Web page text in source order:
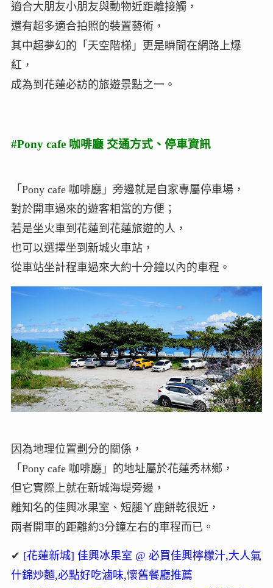
適合大朋友小朋友與動物近距離接觸，
還有超多適合拍照的裝置藝術，
其中超夢幻的「天空階梯」更是瞬間在網路上爆
紅，
成為到花蓮必訪的旅遊景點之一。
#Pony cafe 咖啡廳 交通方式、停車資訊
「Pony cafe 咖啡廳」旁邊就是自家專屬停車場，
對於開車過來的遊客相當的方便；
若是坐火車到花蓮到花蓮旅遊的人，
也可以選擇坐到新城火車站，
從車站坐計程車過來大約十分鐘以內的車程。
因為地理位置劃分的關係，
「Pony cafe 咖啡廳」的地址屬於花蓮秀林鄉，
但它實際上就在新城海堤旁邊，
離知名的佳興冰果室、短腿ㄚ鹿餅乾很近，
兩者開車的距離約3分鐘左右的車程而已。
✔ [花蓮新城] 佳興冰果室 @ 必買佳興檸檬汁,大人氣
什錦炒麵,必點好吃滷味,懷舊餐廳推薦